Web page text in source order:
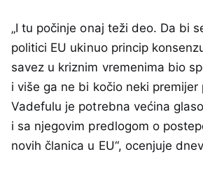
„I tu počinje onaj teži deo. Da bi
politici EU ukinuo princip
savez u kriznim vremenima bio
i više ga ne bi kočio neki premijer
Vadefulu je potrebna većina
i sa njegovim predlogom o
novih članica u EU“, ocenjuje